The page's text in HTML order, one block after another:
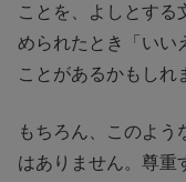
ことを、よしとする
められたとき「いい
ことがあるかもしれ
もちろん、このよう
はありません。尊重